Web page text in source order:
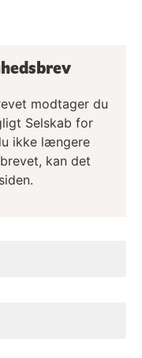
modtager du
Selskab for
ikke længere
kan det